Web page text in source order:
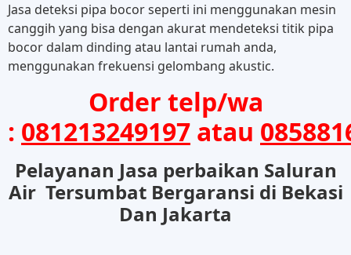
Jasa deteksi pipa bocor seperti ini menggunakan mesin
canggih yang bisa dengan akurat mendeteksi titik pipa
bocor dalam dinding atau lantai rumah anda,
menggunakan frekuensi gelombang akustic.
Order telp/wa
: 081213249197 atau
Pelayanan Jasa perbaikan Saluran
Air Tersumbat Bergaransi di Bekasi
Dan Jakarta